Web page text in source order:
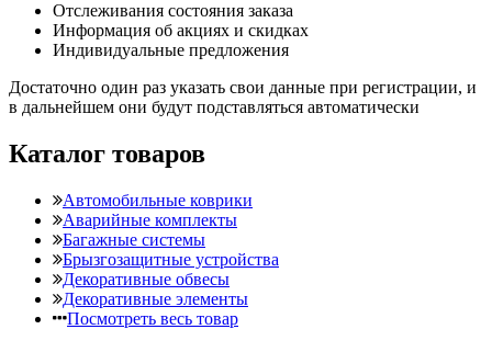
Отслеживания состояния заказа
Информация об акциях и скидках
Индивидуальные предложения
Достаточно один раз указать свои данные при регистрации, и
в дальнейшем они будут подставляться автоматически
Каталог товаров
Автомобильные коврики
Аварийные комплекты
Багажные системы
Брызгозащитные устройства
Декоративные обвесы
Декоративные элементы
Посмотреть весь товар